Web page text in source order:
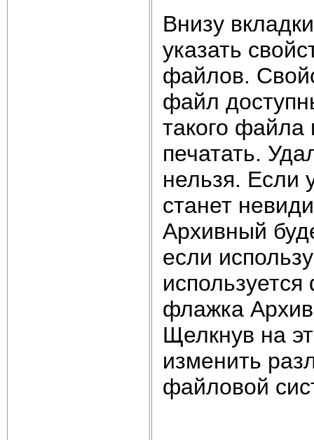
Внизу
указать
файлов.
файл
такого
печатать.
нельзя. Если
станет
Архивный
если
флажка
Щелкнув на
изменить
файловой